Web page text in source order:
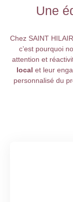
Une
Chez SAINT
c’est pourquoi
attention et
local et leur
personnalisé du